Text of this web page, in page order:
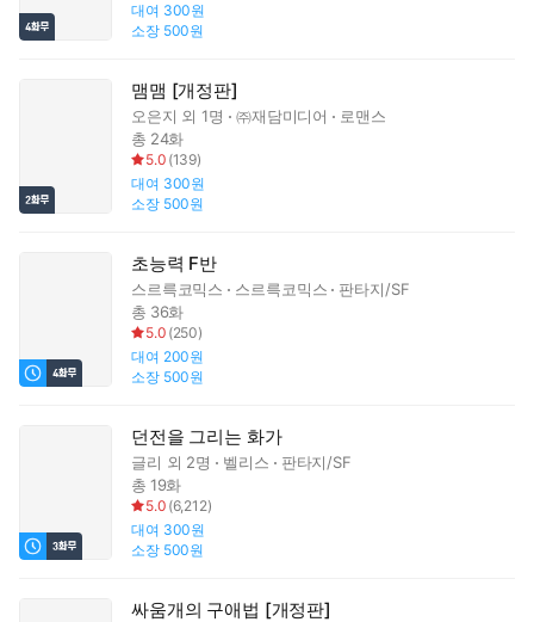
대여 300원
소장 500원
맴맴 [개정판]
오은지 외 1명 ㈜재담미디어
로맨스
총 24화
5.0 (139)
대여 300원
소장 500원
초능력 F반
스르륵코믹스 스르륵코믹스
판타지/SF
총 36화
5.0 (250)
대여 200원
소장 500원
던전을 그리는 화가
글리 외 2명 벨리스
판타지/SF
총 19화
5.0 (6,212)
대여 300원
소장 500원
싸움개의 구애법 [개정판]